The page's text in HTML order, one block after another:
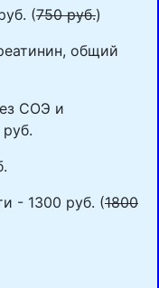
(750 руб.)
общий
СОЭ и
- 1300 руб. (1800